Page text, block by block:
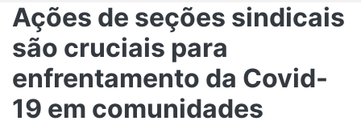
Ações de seções sindicais
são cruciais para
enfrentamento da Covid-
19 em comunidades